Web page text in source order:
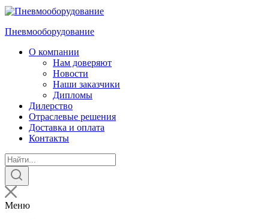
Пневмооборудование
О компании
Нам доверяют
Новости
Наши заказчики
Дипломы
Дилерство
Отраслевые решения
Доставка и оплата
Контакты
Поиск
товаров
Меню